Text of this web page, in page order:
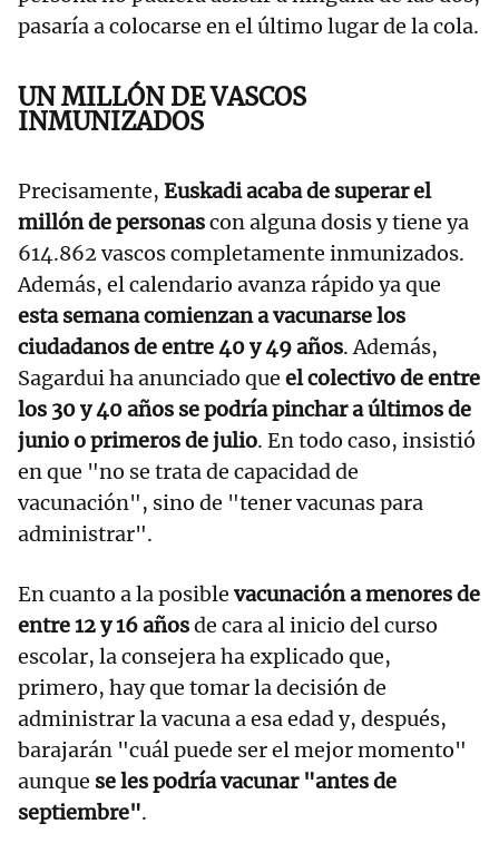
pasaría a colocarse en el último lugar de la cola.
UN MILLÓN DE VASCOS
INMUNIZADOS
Precisamente, Euskadi acaba de superar el
millón de personascon alguna dosis y tiene ya
614.862 vascos completamente inmunizados.
Además, el calendario avanza rápido ya que
esta semana comienzan a vacunarse los
ciudadanos de entre 40 y 49 años. Además,
Sagardui ha anunciado que el colectivo de entre
los 30 y 40 años se podría pinchar a últimos de
junio o primeros de julio. En todo caso, insistió
en que "no se trata de capacidad de
vacunación", sino de "tener vacunas para
administrar".
En cuanto a la posible vacunación a menores de
entre 12 y 16 añosde cara al inicio del curso
escolar, la consejera ha explicado que,
primero, hay que tomar la decisión de
administrar la vacuna a esa edad y, después,
barajarán "cuál puede ser el mejor momento"
aunque se les podría vacunar "antes de
septiembre".